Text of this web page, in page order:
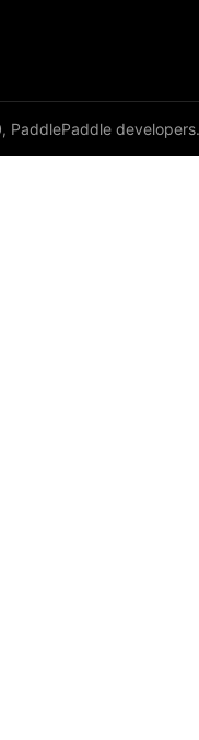
developers.